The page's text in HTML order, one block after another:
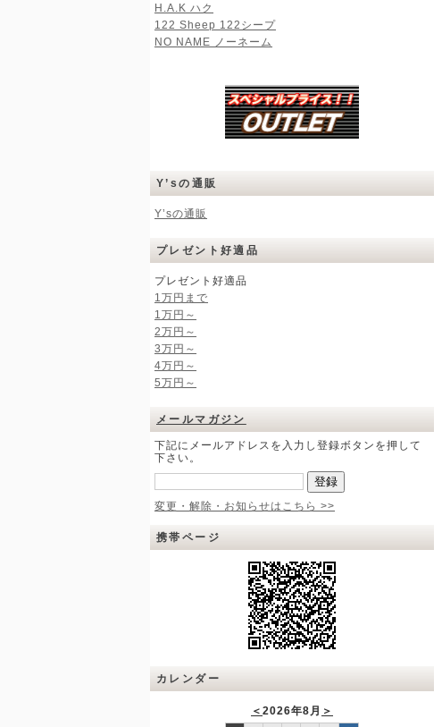
H.A.K ハク
122 Sheep 122シープ
NO NAME ノーネーム
Y’sの通販
Y’sの通販
プレゼント好適品
プレゼント好適品
1万円まで
1万円～
2万円～
3万円～
4万円～
5万円～
メールマガジン
下記にメールアドレスを入力し登録ボタンを押して
下さい。
変更・解除・お知らせはこちら >>
携帯ページ
カレンダー
＜ 2026年8月 ＞